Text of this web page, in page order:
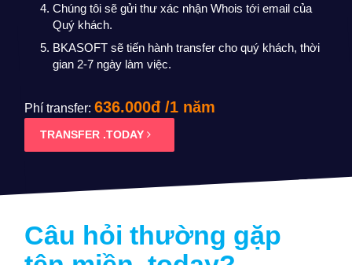
Chúng tôi sẽ gửi thư xác nhận Whois tới email của
Quý khách.
BKASOFT sẽ tiến hành transfer cho quý khách, thời
gian 2-7 ngày làm việc.
Phí transfer: 636.000đ /1 năm
TRANSFER .TODAY
Câu hỏi thường gặp